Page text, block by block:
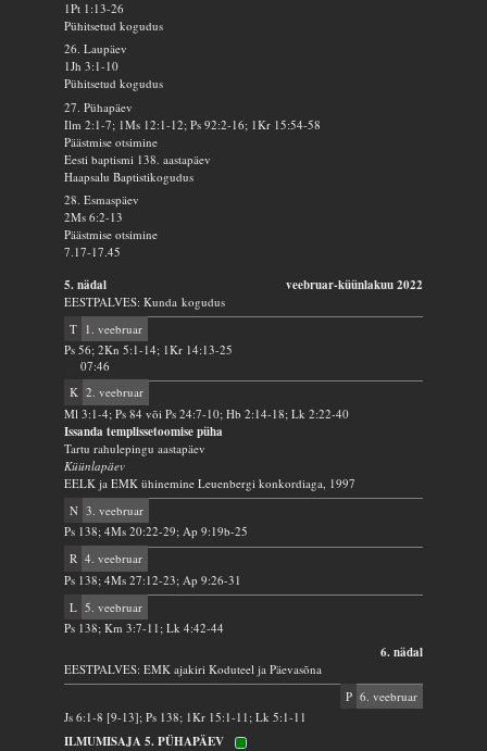
1Pt 1:13-26
Pühitsetud kogudus
26. Laupäev
1Jh 3:1-10
Pühitsetud kogudus
27. Pühapäev
Ilm 2:1-7; 1Ms 12:1-12; Ps 92:2-16; 1Kr 15:54-58
Päästmise otsimine
Eesti baptismi 138. aastapäev
Haapsalu Baptistikogudus
28. Esmaspäev
2Ms 6:2-13
Päästmise otsimine
7.17-17.45
5. nädal veebruar-küünlakuu 2022
EESTPALVES: Kunda kogudus
T
1. veebruar
Ps 56; 2Kn 5:1-14; 1Kr 14:13-25
07:46
K 2. veebruar
Ml 3:1-4; Ps 84 või Ps 24:7-10; Hb 2:14-18; Lk 2:22-40
Issanda templissetoomise püha
Tartu rahulepingu aastapäev
Küünlapäev
EELK ja EMK ühinemine Leuenbergi konkordiaga, 1997
N 3. veebruar
Ps 138; 4Ms 20:22-29; Ap 9:19b-25
R 4. veebruar
Ps 138; 4Ms 27:12-23; Ap 9:26-31
L 5. veebruar
Ps 138; Km 3:7-11; Lk 4:42-44
6. nädal
EESTPALVES: EMK ajakiri Koduteel ja Päevasõna
P 6. veebruar
Js 6:1-8 [9-13]; Ps 138; 1Kr 15:1-11; Lk 5:1-11
ILMUMISAJA 5. PÜHAPÄEV